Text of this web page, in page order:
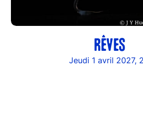
RÊVES
Jeudi 1 avril 2027,